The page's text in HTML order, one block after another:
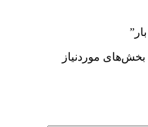
بخش‌های موردنیاز